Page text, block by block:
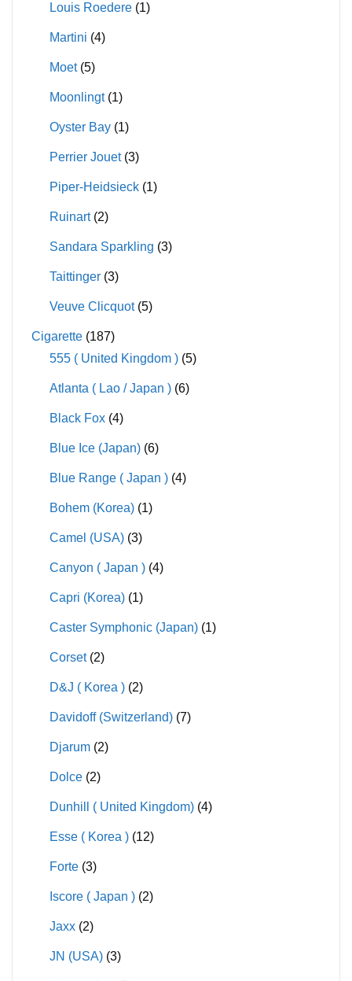
Louis Roedere (1)
Martini (4)
Moet (5)
Moonlingt (1)
Oyster Bay (1)
Perrier Jouet (3)
Piper-Heidsieck (1)
Ruinart (2)
Sandara Sparkling (3)
Taittinger (3)
Veuve Clicquot (5)
Cigarette (187)
555 ( United Kingdom ) (5)
Atlanta ( Lao / Japan ) (6)
Black Fox (4)
Blue Ice (Japan) (6)
Blue Range ( Japan ) (4)
Bohem (Korea) (1)
Camel (USA) (3)
Canyon ( Japan ) (4)
Capri (Korea) (1)
Caster Symphonic (Japan) (1)
Corset (2)
D&J ( Korea ) (2)
Davidoff (Switzerland) (7)
Djarum (2)
Dolce (2)
Dunhill ( United Kingdom) (4)
Esse ( Korea ) (12)
Forte (3)
Iscore ( Japan ) (2)
Jaxx (2)
JN (USA) (3)